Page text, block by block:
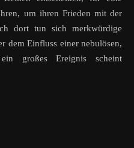
um ihren Frieden mit der
dort tun sich merkwürdige
dem Einfluss einer nebulösen,
großes Ereignis scheint